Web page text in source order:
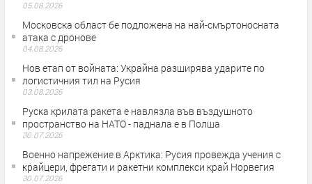
05.08.2026
Московска област бе подложена на най-смъртоносната
атака с дронове
04.08.2026
Нов етап от войната: Украйна разширява ударите по
логистичния тил на Русия
03.08.2026
Руска крилата ракета е навлязла във въздушното
пространство на НАТО - паднала е в Полша
30.07.2026
Военно напрежение в Арктика: Русия провежда учения с
крайцери, фрегати и ракетни комплекси край Норвегия
30.07.2026